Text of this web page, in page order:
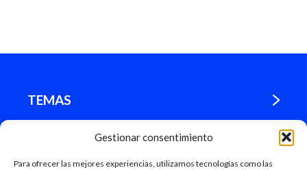
Gestionar consentimiento
Para ofrecer las mejores experiencias, utilizamos tecnologías como las
TEMAS
¿DÓNDE ESTAMOS?